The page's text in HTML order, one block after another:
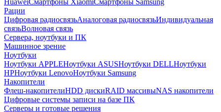
HuaweiСмартфоны XiaomiСмартфоны Samsung
Рации
Цифровая радиосвязьАналоговая радиосвязьИндивидуальная
связьВолновая связь
Сервера, ноутбуки и ПК
Машинное зрение
Ноутбуки
Ноутбуки APPLEНоутбуки ASUSНоутбуки DELLНоутбуки
HPНоутбуки LenovoНоутбуки Samsung
Накопители
Флеш-накопителиHDD дискиRAID массивыNAS накопители
Цифровые системы записи на базе ПК
Серверы и готовые решения